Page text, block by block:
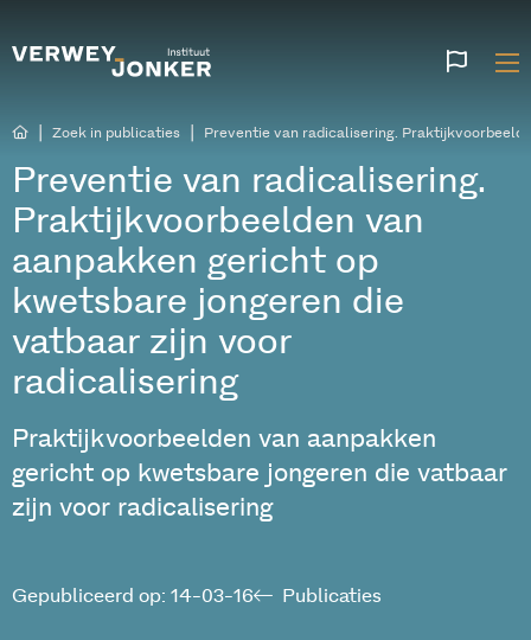
Zoek in publicaties Preventie van radicalisering.
Preventie van radicalisering.
Praktijkvoorbeelden van
aanpakken gericht op
kwetsbare jongeren die
vatbaar zijn voor
radicalisering
Praktijkvoorbeelden van aanpakken
gericht op kwetsbare jongeren die vatbaar
zijn voor radicalisering
Publicaties
Gepubliceerd op: 14-03-16